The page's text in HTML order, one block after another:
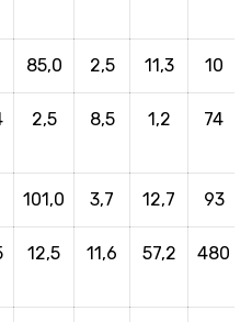
85,0 2,5 11,3 10
2,5 8,5 1,2 74
101,0 3,7 12,7 93
12,5 11,6 57,2 480